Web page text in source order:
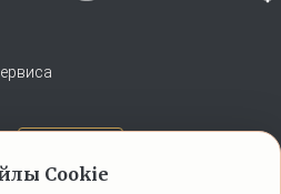
кабинете после оплаты.
Cookie